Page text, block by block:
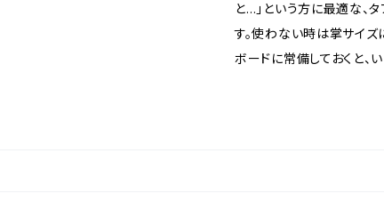
と…」という方に最適な、
す。使わない時は掌サイズ
ボードに常備しておくと、